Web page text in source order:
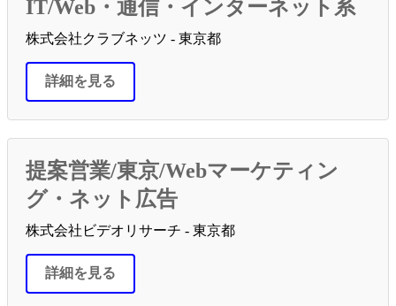
IT/Web・通信・インターネット系
株式会社クラブネッツ - 東京都
詳細を見る
提案営業/東京/Webマーケティン
グ・ネット広告
株式会社ビデオリサーチ - 東京都
詳細を見る